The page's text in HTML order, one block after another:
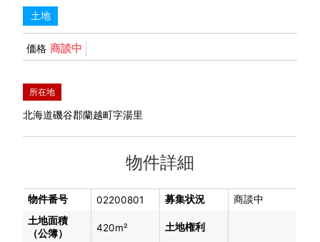
土地
価格 商談中
所在地
北海道磯谷郡蘭越町字湯里
物件詳細
物件番号 02200801 募集状況
商談中
土地面積
（公簿）
420m² 土地権利